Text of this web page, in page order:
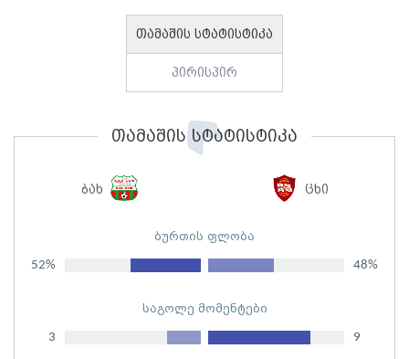
თამაშის სტატისტიკა
პირისპირ
თამაშის სტატისტიკა
ბახ ცხი
ბურთის ფლობა
52% 48%
საგოლე მომენტები
3 9